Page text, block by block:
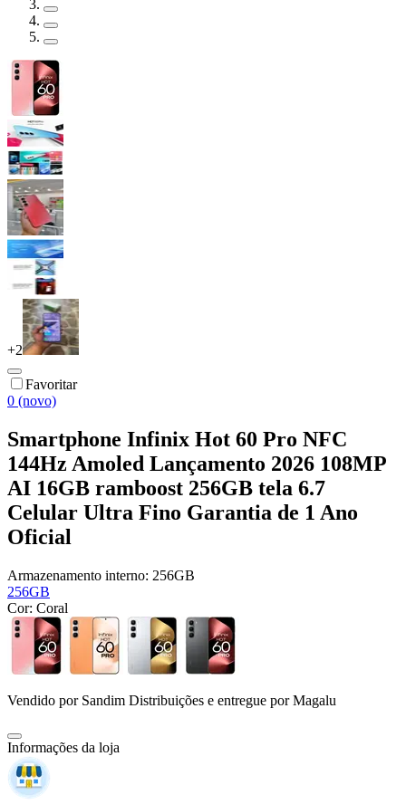
+2
Favoritar
0 (novo)
Smartphone Infinix Hot 60 Pro NFC
144Hz Amoled Lançamento 2026 108MP
AI 16GB ramboost 256GB tela 6.7
Celular Ultra Fino Garantia de 1 Ano
Oficial
Armazenamento interno: 256GB
256GB
Cor: Coral
Vendido por Sandim Distribuições e entregue por Magalu
Informações da loja